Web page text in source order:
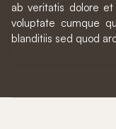
ab veritatis dolore
voluptate cumque
blanditiis sed quod